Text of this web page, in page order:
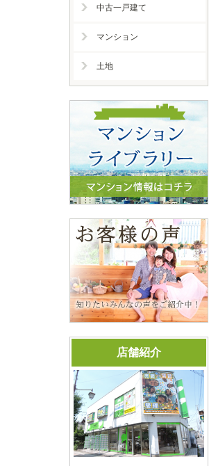
中古一戸建て
マンション
土地
店舗紹介